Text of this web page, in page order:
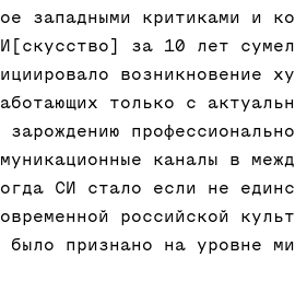
западными критиками и
за 10 лет
возникновение
только с
зарождению
каналы в
СИ стало если не
российской
было признано на уровне